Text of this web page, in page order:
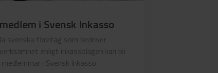
i Svensk Inkasso
svenska företag som bedriver
enligt inkassolagen kan bli
medlemmar i Svensk Inkasso.